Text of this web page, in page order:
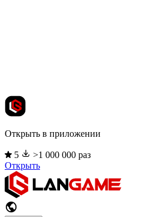
Открыть в приложении
5
>1 000 000 раз
Открыть